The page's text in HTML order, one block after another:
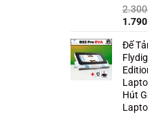
Giá
là:
Đế
Hút